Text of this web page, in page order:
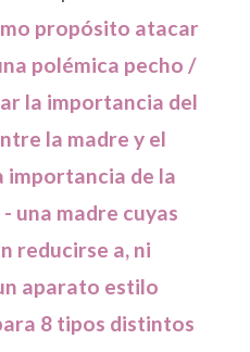
propósito atacar
polémica pecho /
la importancia del
la madre y el
importancia de la
una madre cuyas
reducirse a, ni
aparato estilo
8 tipos distintos